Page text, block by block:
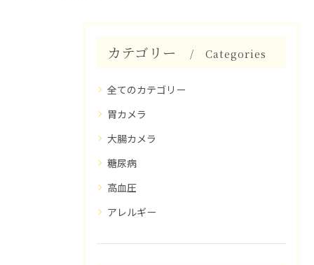
カテゴリー Categories
全てのカテゴリー
胃カメラ
大腸カメラ
糖尿病
高血圧
アレルギー